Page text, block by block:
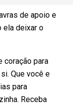
de apoio e
ela deixar o
coração para
Que você e
para
Receba